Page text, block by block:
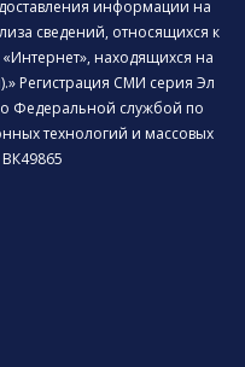
информации на
сведений, относящихся к
находящихся на
Регистрация СМИ серия Эл
Федеральной службой по
технологий и массовых